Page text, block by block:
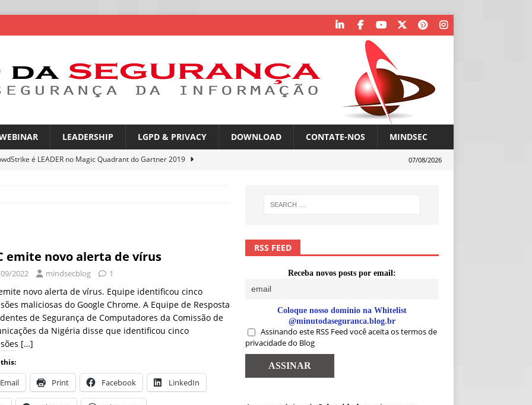
LEADERSHIP LGPD & PRIVACY DOWNLOAD CONTATE-NOS MINDSEC
é LEADER no Magic Quadrant do Gartner 2019
promessas de emprego na Meta, Disney, Coca-Cola e Spotify
guardrails, a autonomia da IA se torna um risco
NOTÍCIAS
taxa de sucesso de phishing para 54%
07/08/2026
emite novo alerta de vírus
2022 mindsecblog 1
novo alerta de vírus. Equipe identificou cinco
maliciosas do Google Chrome. A Equipe de Resposta
de Segurança de Computadores da Comissão de
da Nigéria disse que identificou cinco
[…]
Email Print Facebook LinkedIn
RSS FEED
Receba novos posts por email:
Coloque nosso domínio na Whitelist
@minutodaseguranca.blog.br
Assinando este RSS Feed você aceita os termos de
privacidade do Blog